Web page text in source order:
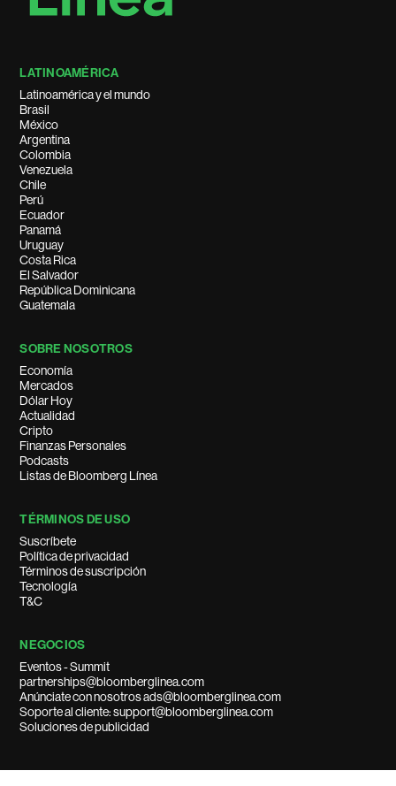
LATINOAMÉRICA
Latinoamérica y el mundo
Brasil
México
Argentina
Colombia
Venezuela
Chile
Perú
Ecuador
Panamá
Uruguay
Costa Rica
El Salvador
República Dominicana
Guatemala
SOBRE NOSOTROS
Economía
Mercados
Dólar Hoy
Actualidad
Cripto
Finanzas Personales
Podcasts
Listas de Bloomberg Línea
TÉRMINOS DE USO
Suscríbete
Política de privacidad
Términos de suscripción
Tecnología
T&C
NEGOCIOS
Eventos - Summit
partnerships@bloomberglinea.com
Anúnciate con nosotros ads@bloomberglinea.com
Soporte al cliente: support@bloomberglinea.com
Soluciones de publicidad